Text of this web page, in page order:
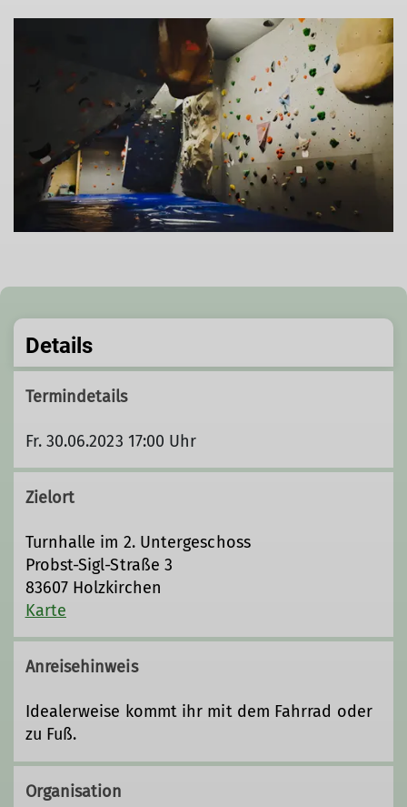
Details
Termindetails
Fr. 30.06.2023 17:00 Uhr
Zielort
Turnhalle im 2. Untergeschoss
Probst-Sigl-Straße 3
83607 Holzkirchen
Karte
Anreisehinweis
Idealerweise kommt ihr mit dem Fahrrad oder
zu Fuß.
Organisation